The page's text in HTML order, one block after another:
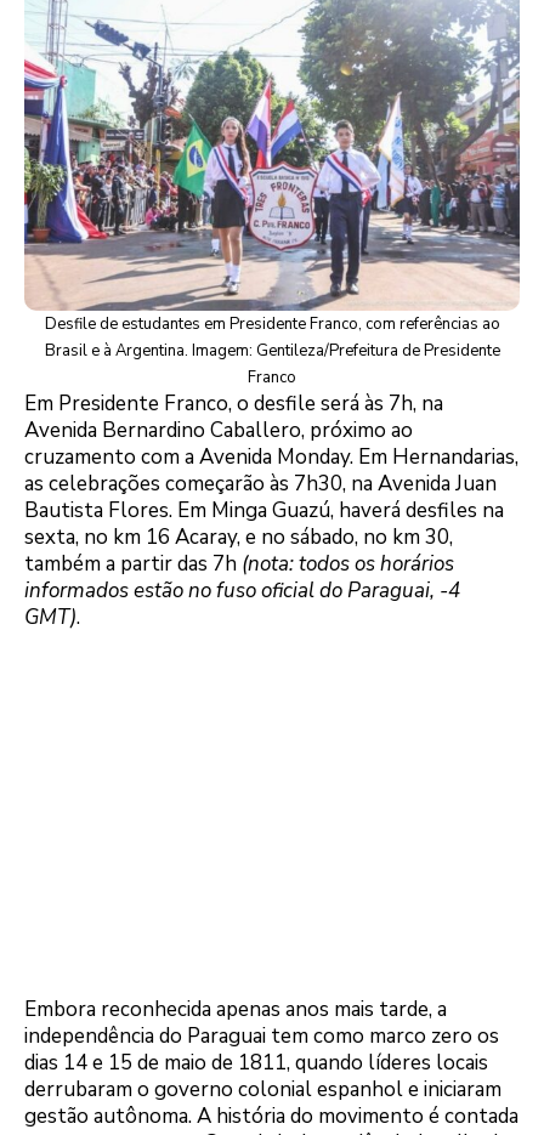
Desfile de estudantes em Presidente Franco, com referências ao
Brasil e à Argentina. Imagem: Gentileza/Prefeitura de Presidente
Franco
Em Presidente Franco, o desfile será às 7h, na
Avenida Bernardino Caballero, próximo ao
cruzamento com a Avenida Monday. Em Hernandarias,
as celebrações começarão às 7h30, na Avenida Juan
Bautista Flores. Em Minga Guazú, haverá desfiles na
sexta, no km 16 Acaray, e no sábado, no km 30,
também a partir das 7h (nota: todos os horários
informados estão no fuso oficial do Paraguai, -4
GMT).
Embora reconhecida apenas anos mais tarde, a
independência do Paraguai tem como marco zero os
dias 14 e 15 de maio de 1811, quando líderes locais
derrubaram o governo colonial espanhol e iniciaram
gestão autônoma. A história do movimento é contada